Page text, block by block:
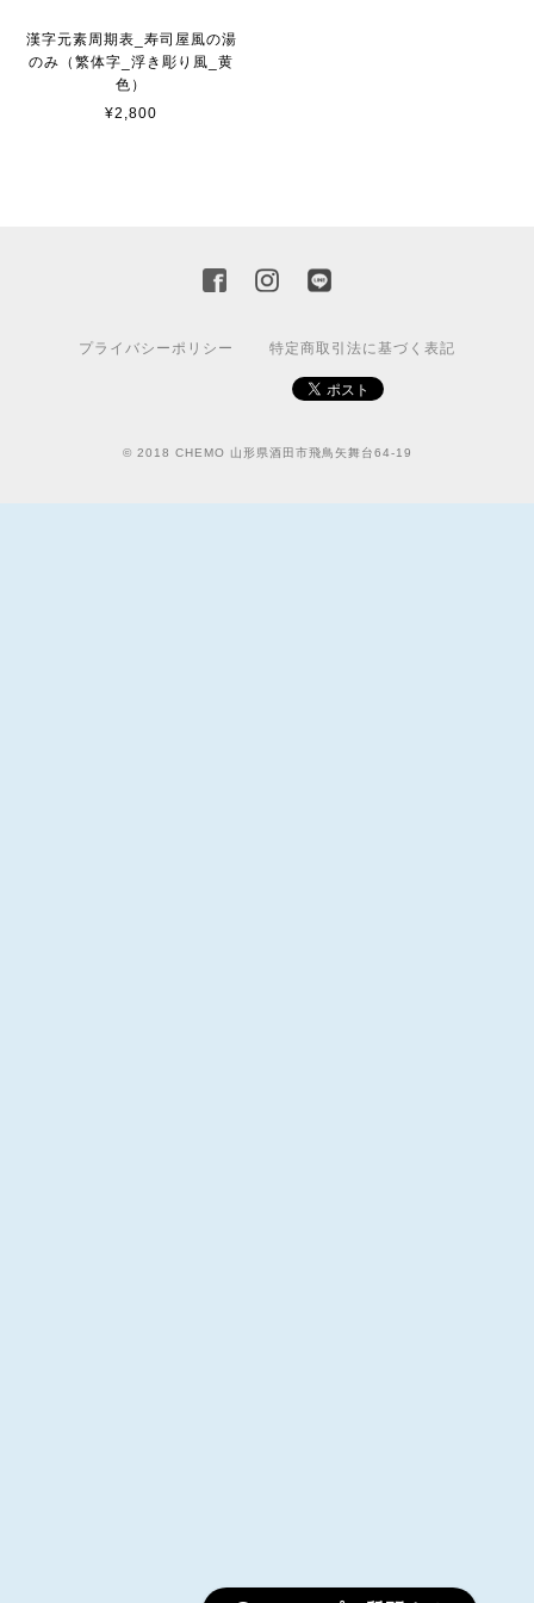
漢字元素周期表_寿司屋風の湯
のみ（繁体字_浮き彫り風_黄
色）
¥2,800
プライバシーポリシー 特定商取引法に基づく表記
© 2018 CHEMO 山形県酒田市飛鳥矢舞台64-19